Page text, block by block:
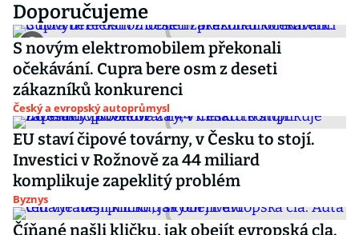
Doporučujeme
S novým elektromobilem překonali
očekávání. Cupra bere osm z deseti
zákazníků konkurenci
Český a evropský autoprůmysl
EU staví čipové továrny, v Česku to stojí.
Investici v Rožnově za 44 miliard
komplikuje zapeklitý problém
Byznys
Číňané našli kličku, jak obejít evropská cla.